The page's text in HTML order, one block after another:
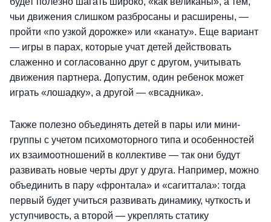
чьи движения слишком разбросаны и расширены, —
пройти «по узкой дорожке» или «канату». Еще вариант
— игры в парах, которые учат детей действовать
слаженно и согласованно друг с другом, учитывать
движения партнера. Допустим, один ребенок может
играть «лошадку», а другой — «всадника».
Также полезно объединять детей в пары или мини-
группы с учетом психомоторного типа и особенностей
их взаимоотношений в коллективе — так они будут
развивать новые черты друг у друга. Например, можно
объединить в пару «фронтала» и «сагиттала»: тогда
первый будет учиться развивать динамику, чуткость и
уступчивость, а второй — укреплять статику